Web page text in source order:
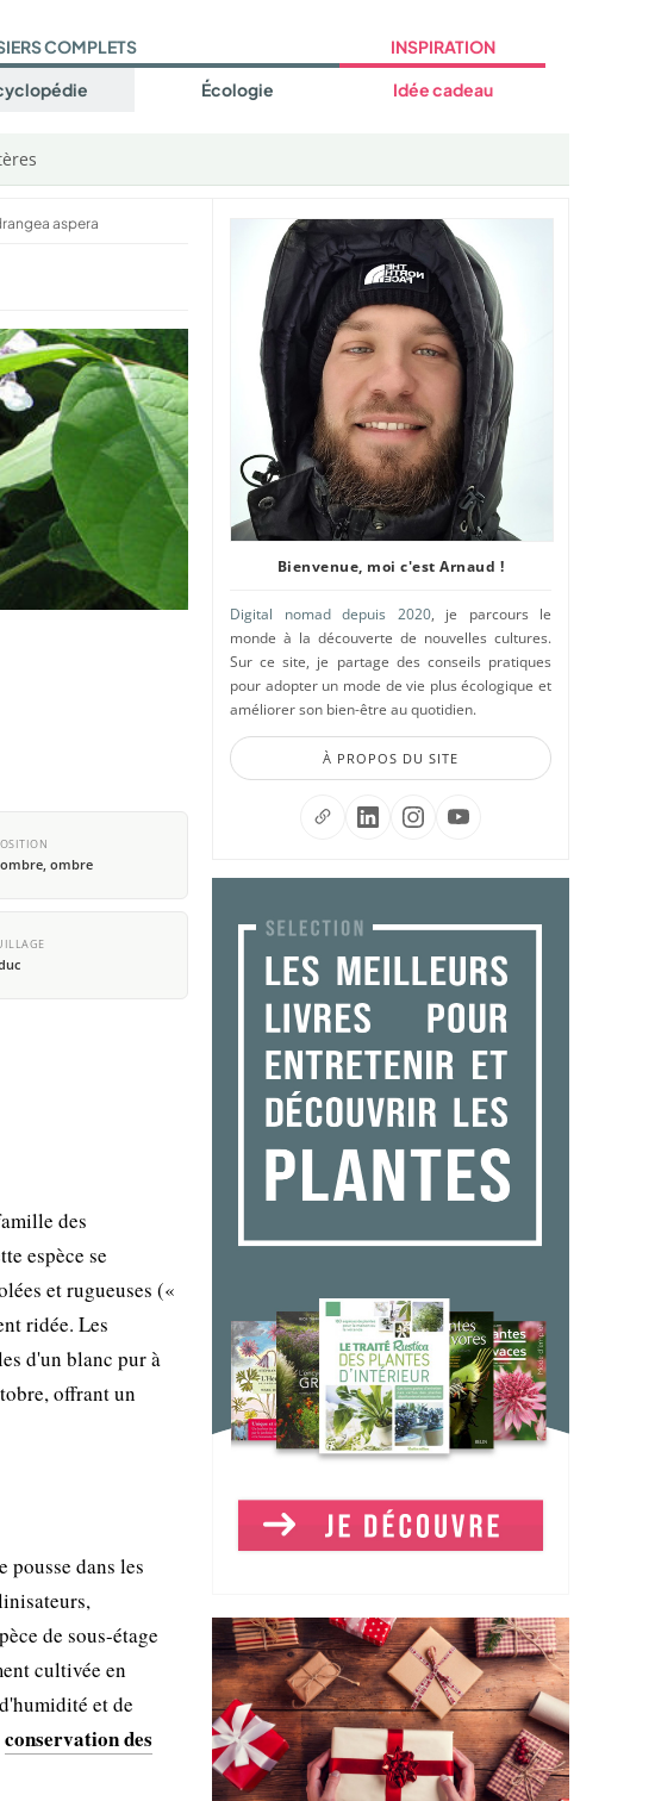
COMPLETS
Écologie
INSPIRATION
Idée cadeau
aspera
ombre
des
espèce se
et rugueuses («
ridée. Les
d'un blanc pur à
offrant un
pousse dans les
de sous-étage
cultivée en
et de
conservation des
Bienvenue, moi c'est Arnaud !
Digital nomad depuis 2020, je parcours le
monde à la découverte de nouvelles cultures.
Sur ce site, je partage des conseils pratiques
pour adopter un mode de vie plus écologique et
améliorer son bien-être au quotidien.
À PROPOS DU SITE